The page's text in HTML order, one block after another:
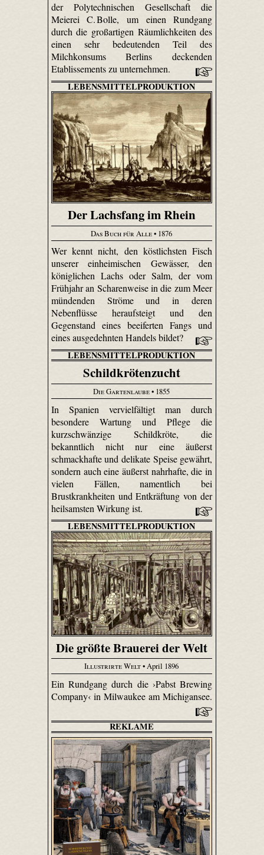
der Polytechnischen Gesellschaft die
Meierei C. Bolle, um einen Rundgang
durch die großartigen Räumlichkeiten des
einen sehr bedeutenden Teil des
Milchkonsums Berlins deckenden
Etablissements zu unternehmen.
LEBENSMITTELPRODUKTION
Der Lachsfang im Rhein
Das Buch für Alle• 1876
Wer kennt nicht, den köstlichsten Fisch
unserer einheimischen Gewässer, den
königlichen Lachs oder Salm, der vom
Frühjahr an Scharenweise in die zum Meer
mündenden Ströme und in deren
Nebenflüsse heraufsteigt und den
Gegenstand eines beeiferten Fangs und
eines ausgedehnten Handels bildet?
LEBENSMITTELPRODUKTION
Schildkrötenzucht
Die Gartenlaube• 1855
In Spanien vervielfältigt man durch
besondere Wartung und Pflege die
kurzschwänzige Schildkröte, die
bekanntlich nicht nur eine äußerst
schmackhafte und delikate Speise gewährt,
sondern auch eine äußerst nahrhafte, die in
vielen Fällen, namentlich bei
Brustkrankheiten und Entkräftung von der
heilsamsten Wirkung ist.
LEBENSMITTELPRODUKTION
Die größte Brauerei der Welt
Illustrirte Welt• April 1896
Ein Rundgang durch die ›Pabst Brewing
Company‹ in Milwaukee am Michigansee.
REKLAME